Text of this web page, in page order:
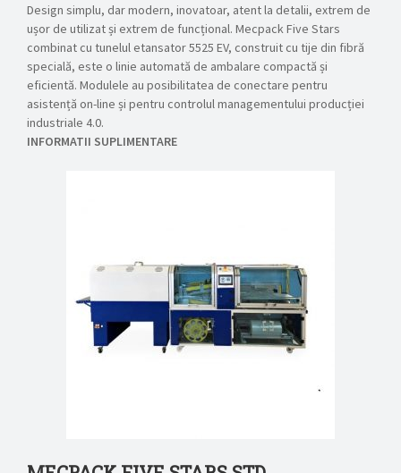
Design simplu, dar modern, inovatoar, atent la detalii, extrem de
ușor de utilizat și extrem de funcțional. Mecpack Five Stars
combinat cu tunelul etansator 5525 EV, construit cu tije din fibră
specială, este o linie automată de ambalare compactă și
eficientă. Modulele au posibilitatea de conectare pentru
asistență on-line și pentru controlul managementului producției
industriale 4.0.
INFORMATII SUPLIMENTARE